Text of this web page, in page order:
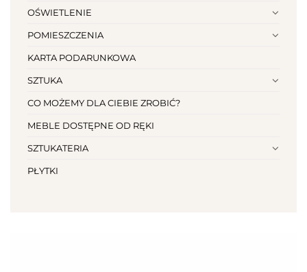
OŚWIETLENIE
POMIESZCZENIA
KARTA PODARUNKOWA
SZTUKA
CO MOŻEMY DLA CIEBIE ZROBIĆ?
MEBLE DOSTĘPNE OD RĘKI
SZTUKATERIA
PŁYTKI